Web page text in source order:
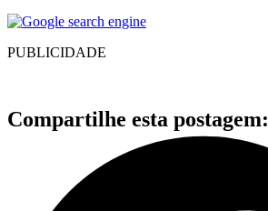
PUBLICIDADE
Compartilhe esta postagem: